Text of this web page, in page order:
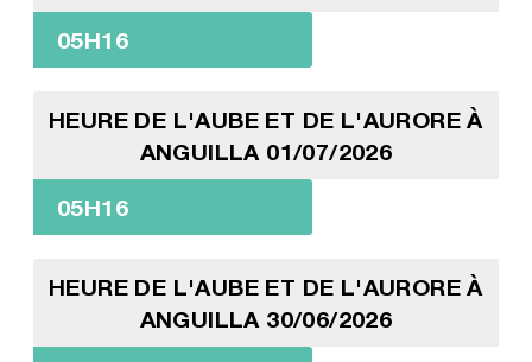
05H16
HEURE DE L'AUBE ET DE L'AURORE À
ANGUILLA 01/07/2026
05H16
HEURE DE L'AUBE ET DE L'AURORE À
ANGUILLA 30/06/2026